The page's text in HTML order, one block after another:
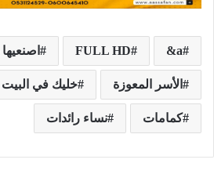
a&
FULL HD
الأسر المعوزة خليك في البيت
كمامات نساء رائدات